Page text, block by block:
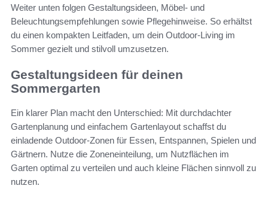
Weiter unten folgen Gestaltungsideen, Möbel- und
Beleuchtungsempfehlungen sowie Pflegehinweise. So erhältst
du einen kompakten Leitfaden, um dein Outdoor-Living im
Sommer gezielt und stilvoll umzusetzen.
Gestaltungsideen für deinen
Sommergarten
Ein klarer Plan macht den Unterschied: Mit durchdachter
Gartenplanung und einfachem Gartenlayout schaffst du
einladende Outdoor-Zonen für Essen, Entspannen, Spielen und
Gärtnern. Nutze die Zoneneinteilung, um Nutzflächen im
Garten optimal zu verteilen und auch kleine Flächen sinnvoll zu
nutzen.